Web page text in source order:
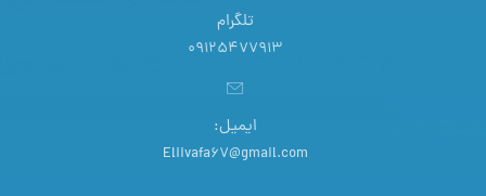
تلگرام
09125477913
ایمیل:
Eliivafa67@gmail.com